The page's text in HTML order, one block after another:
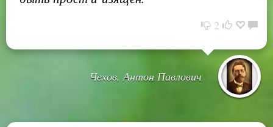
2
Чехов, Антон Павлович